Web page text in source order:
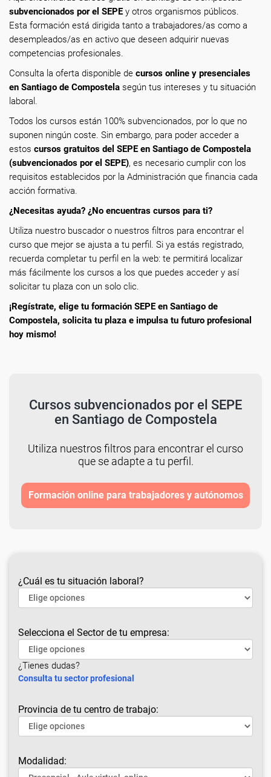
subvencionados por el SEPEy otros organismos públicos.
Esta formación está dirigida tanto a trabajadores/as como a
desempleados/as en activo que deseen adquirir nuevas
competencias profesionales.
Consulta la oferta disponible de cursos online y presenciales
en Santiago de Compostela según tus intereses y tu situación
laboral.
Todos los cursos están 100% subvencionados, por lo que no
suponen ningún coste. Sin embargo, para poder acceder a
estos cursos gratuitos del SEPE en Santiago de Compostela
(subvencionados por el SEPE), es necesario cumplir con los
requisitos establecidos por la Administración que financia cada
acción formativa.
¿Necesitas ayuda? ¿No encuentras cursos para ti?
Utiliza nuestro buscador o nuestros filtros para encontrar el
curso que mejor se ajusta a tu perfil. Si ya estás registrado,
recuerda completar tu perfil en la web: te permitirá localizar
más fácilmente los cursos a los que puedes acceder y así
solicitar tu plaza con un solo clic.
¡Regístrate, elige tu formación SEPE en Santiago de
Compostela, solicita tu plaza e impulsa tu futuro profesional
hoy mismo!
Cursos subvencionados por el SEPE
en Santiago de Compostela
Utiliza nuestros filtros para encontrar el curso
que se adapte a tu perfil.
Formación online para trabajadores y autónomos
¿Cuál es tu situación laboral?
Selecciona el Sector de tu empresa:
¿Tienes dudas?
Consulta tu sector profesional
Provincia de tu centro de trabajo:
Modalidad: